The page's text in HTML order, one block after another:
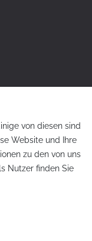
von diesen sind
Website und Ihre
zu den von uns
Nutzer finden Sie